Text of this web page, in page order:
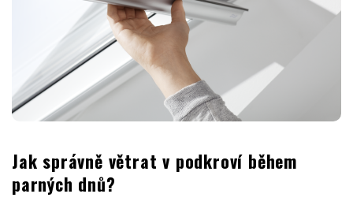
Jak správně větrat v podkroví během
parných dnů?